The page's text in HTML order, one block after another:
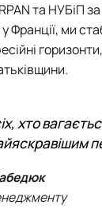
та НУБіП
Франції, ми
хто